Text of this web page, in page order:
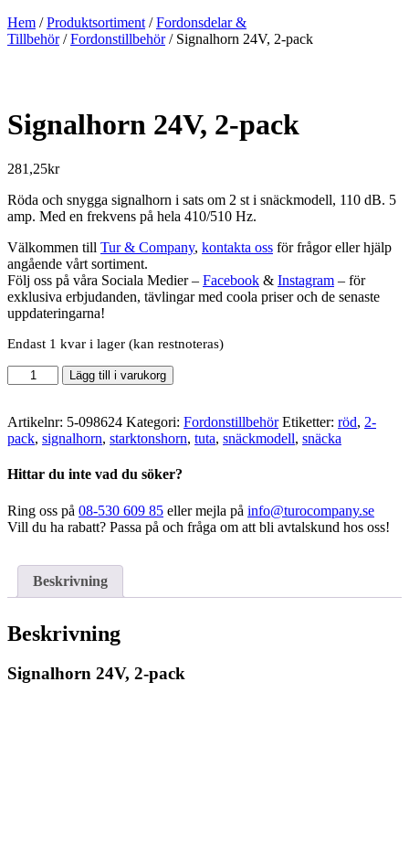
Hem /Produktsortiment /Fordonsdelar &
Tillbehör/Fordonstillbehör/ Signalhorn 24V, 2-pack
Signalhorn 24V, 2-pack
281,25kr
Röda och snygga signalhorn i sats om 2 st i snäckmodell, 110 dB. 5
amp. Med en frekvens på hela 410/510 Hz.
Välkommen till Tur & Company, kontakta oss för frågor eller hjälp
angående vårt sortiment.
Följ oss på våra Sociala Medier – Facebook & Instagram – för
exklusiva erbjudanden, tävlingar med coola priser och de senaste
uppdateringarna!
Endast 1 kvar i lager (kan restnoteras)
Signalhorn
24V,
pack
mängd
Lägg till i varukorg
Artikelnr: 5-098624 Kategori: Fordonstillbehör Etiketter: röd, 2-
pack, signalhorn, starktonshorn, tuta, snäckmodell, snäcka
Hittar du inte vad du söker?
Ring oss på 08-530 609 85 eller mejla på info@turocompany.se
Vill du ha rabatt? Passa på och fråga om att bli avtalskund hos oss!
Beskrivning
Beskrivning
Signalhorn 24V, 2-pack